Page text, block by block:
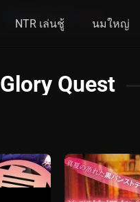
NTR เล่นชู้ นมใหญ่
Glory Quest